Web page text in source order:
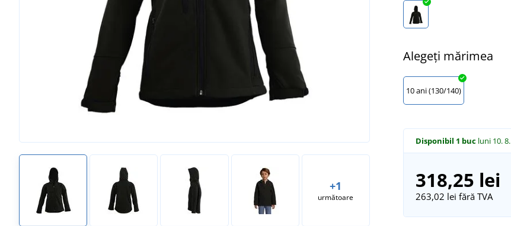
+1
următoare
Alegeți mărimea
10 ani (130/140)
Disponibil 1 buc luni 10. 8.
318,25 lei
263,02 lei fără TVA